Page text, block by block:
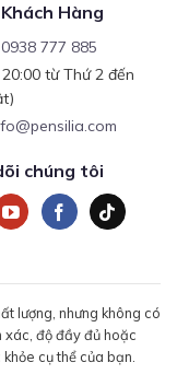
Hàng
0938 777 885
từ Thứ 2 đến
chúng tôi
lượng, nhưng không có
xác, độ đầy đủ hoặc
cụ thể của bạn.